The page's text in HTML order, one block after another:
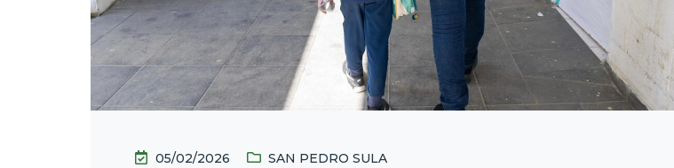
05/02/2026 SAN PEDRO SULA